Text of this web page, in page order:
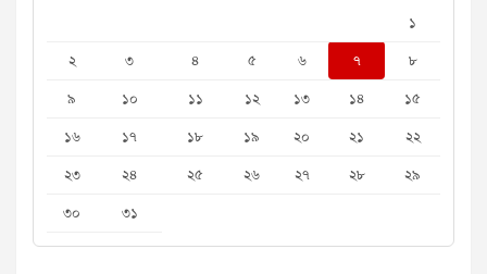
১
২
৩ ৪ ৫ ৬ ৭
৮
৯
১০ ১১ ১২ ১৩ ১৪
১৫
১৬
১৭ ১৮ ১৯ ২০ ২১
২২
২৩
২৪ ২৫ ২৬ ২৭ ২৮
২৯
৩০
৩১